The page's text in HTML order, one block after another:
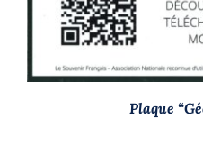
Plaque